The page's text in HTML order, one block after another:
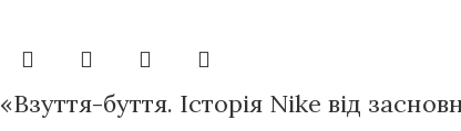
«Взуття-буття. Історія Nike від